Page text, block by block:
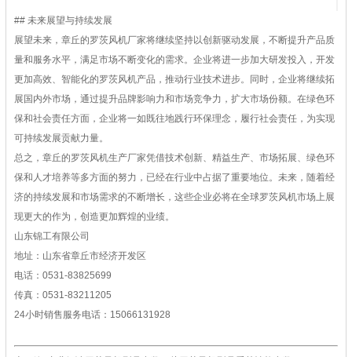
## 未来展望与持续发展
展望未来，章丘的罗茨风机厂家将继续坚持以创新驱动发展，不断提升产品质
量和服务水平，满足市场不断变化的需求。企业将进一步加大研发投入，开发
更加高效、智能化的罗茨风机产品，推动行业技术进步。同时，企业将继续拓
展国内外市场，通过提升品牌影响力和市场竞争力，扩大市场份额。在绿色环
保和社会责任方面，企业将一如既往地践行环保理念，履行社会责任，为实现
可持续发展贡献力量。
总之，章丘的罗茨风机生产厂家凭借技术创新、精益生产、市场拓展、绿色环
保和人才培养等多方面的努力，已经在行业中占据了重要地位。未来，随着经
济的持续发展和市场需求的不断增长，这些企业必将在全球罗茨风机市场上展
现更大的作为，创造更加辉煌的业绩。
山东锦工有限公司
地址：山东省章丘市经济开发区
电话：0531-83825699
传真：0531-83211205
24小时销售服务电话：15066131928